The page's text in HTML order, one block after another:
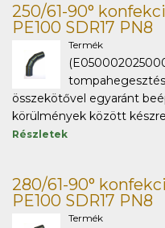
250/61-90°
PE100 SDR17 PN8
Termék
összekötővel egyaránt
körülmények között
Részletek
280/61-90°
PE100 SDR17 PN8
Termék